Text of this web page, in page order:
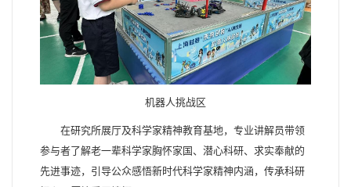
机器人挑战区
在研究所展厅及科学家精神教育基地，专业讲解员带领
参与者了解老一辈科学家胸怀家国、潜心科研、求实奉献的
先进事迹，引导公众感悟新时代科学家精神内涵，传承科研